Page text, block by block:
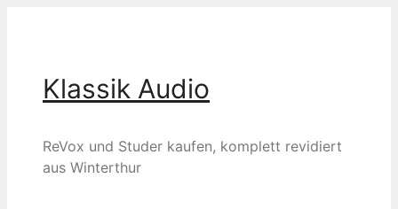
Klassik Audio
ReVox und Studer kaufen, komplett revidiert
aus Winterthur